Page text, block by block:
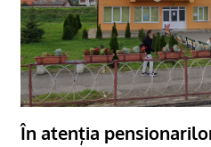
În atenția